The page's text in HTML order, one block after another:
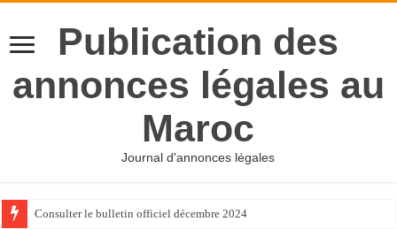
Publication des
annonces légales au
Maroc
Journal d'annonces légales
Consulter le bulletin officiel décembre 2024